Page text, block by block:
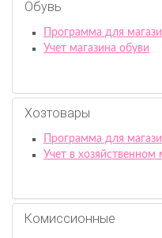
Обувь
Программа для
Учет магазина обуви
Хозтовары
Программа для
Учет в хозяйственном
Комиссионныe